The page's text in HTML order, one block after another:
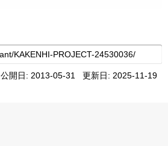
公開日: 2013-05-31 更新日: 2025-11-19